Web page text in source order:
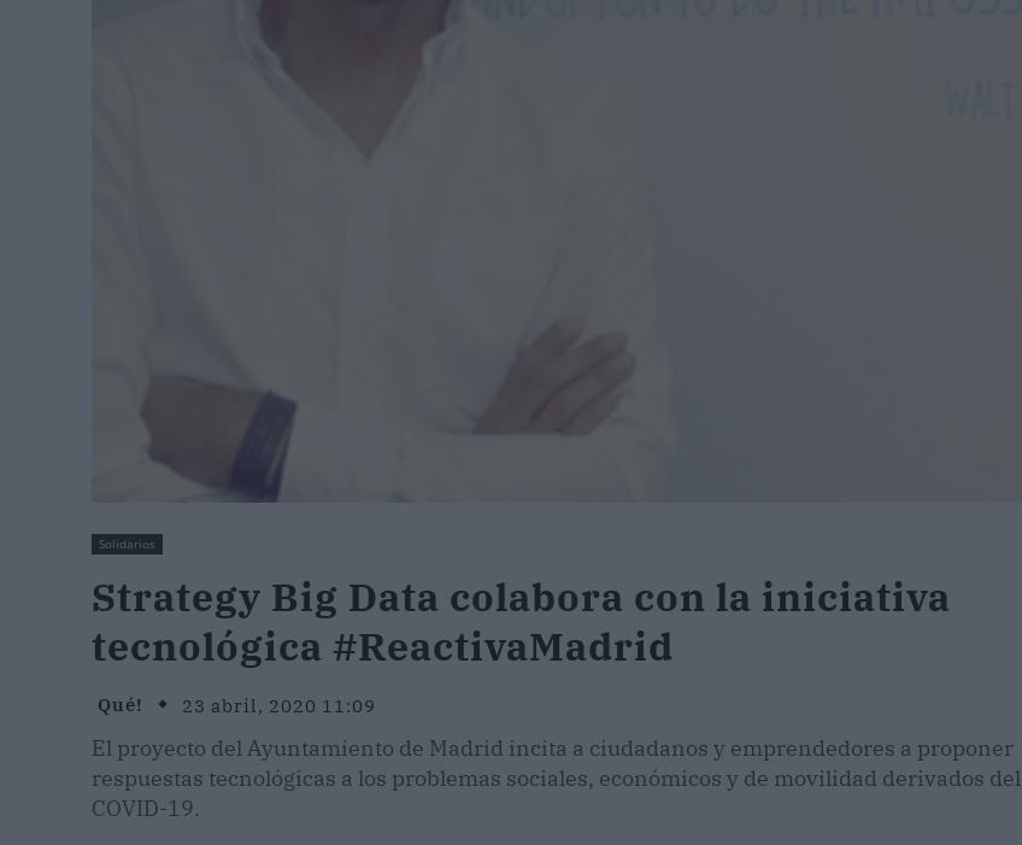
Solidarios
Strategy Big Data colabora con la iniciativa
tecnológica #ReactivaMadrid
Qué! 23 abril, 2020 11:09
El proyecto del Ayuntamiento de Madrid incita a ciudadanos y emprendedores a proponer
respuestas tecnológicas a los problemas sociales, económicos y de movilidad derivados del
COVID-19.